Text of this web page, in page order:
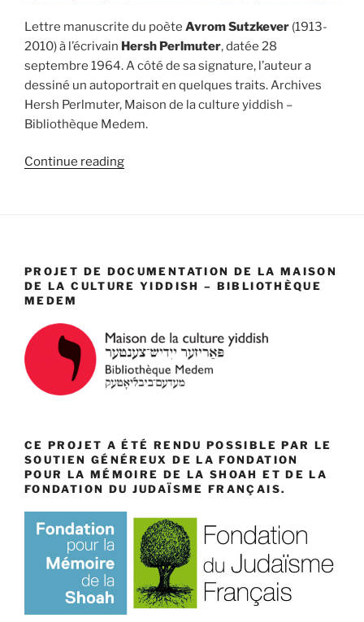
Lettre manuscrite du poète Avrom Sutzkever (1913-
2010) à l’écrivain Hersh Perlmuter, datée 28
septembre 1964. A côté de sa signature, l’auteur a
dessiné un autoportrait en quelques traits. Archives
Hersh Perlmuter, Maison de la culture yiddish –
Bibliothèque Medem.
Continue reading“Une
Perlmuter”
PROJET DE DOCUMENTATION DE LA MAISON
DE LA CULTURE YIDDISH – BIBLIOTHÈQUE
MEDEM
CE PROJET A ÉTÉ RENDU POSSIBLE PAR LE
SOUTIEN GÉNÉREUX DE LA FONDATION
POUR LA MÉMOIRE DE LA SHOAH ET DE LA
FONDATION DU JUDAÏSME FRANÇAIS.